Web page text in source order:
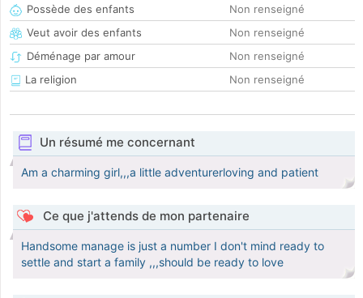
Possède des enfants
Non renseigné
Veut avoir des enfants
Non renseigné
Déménage par amour
Non renseigné
La religion
Non renseigné
Un résumé me concernant
Am a charming girl,,,a little adventurerloving and patient
Ce que j'attends de mon partenaire
Handsome manage is just a number I don't mind ready to
settle and start a family ,,,should be ready to love